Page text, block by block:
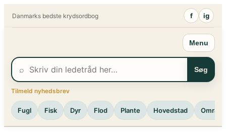
Danmarks bedste krydsordbog f ig
Menu
⌕ Søg
Tilmeld nyhedsbrev
Fugl Fisk Dyr Flod Plante Hovedstad Område